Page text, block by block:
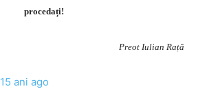
procedați!
Preot Iulian Rață
15 ani ago